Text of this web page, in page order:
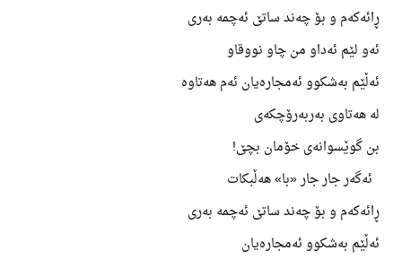
ڕائەکەم و بۆ چەند ساتێ ئەچمە بەری
ئەو لێم ئەداو من چاو نووقاو
ئەڵێم بەشکوو ئەمجارەیان ئەم هەتاوە
لە هەتاوی بەربەرۆچکەی
بن گوێسوانەی خۆمان بچێ!
ئەگەر جار جار «با» هەڵبکات
ڕائەکەم و بۆ چەند ساتێ ئەچمە بەری
ئەڵێم بەشکوو ئەمجارەیان